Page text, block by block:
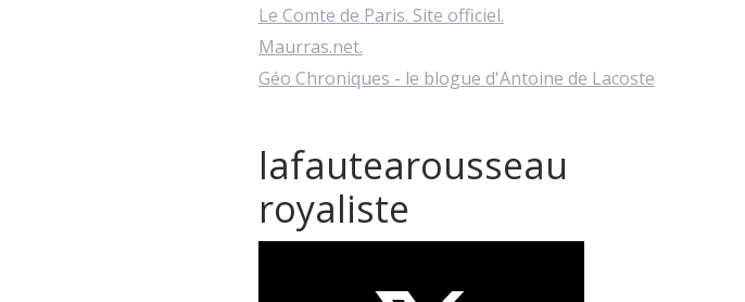
Le Comte de Paris. Site officiel.
Maurras.net.
Géo Chroniques - le blogue d'Antoine de Lacoste
lafautearousseau
royaliste